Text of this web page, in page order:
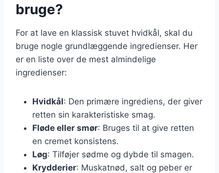
bruge?
For at lave en klassisk stuvet hvidkål, skal du
bruge nogle grundlæggende ingredienser. Her
er en liste over de mest almindelige
ingredienser:
Hvidkål: Den primære ingrediens, der giver
retten sin karakteristiske smag.
Fløde eller smør: Bruges til at give retten
en cremet konsistens.
Løg: Tilføjer sødme og dybde til smagen.
Krydderier: Muskatnød, salt og peber er